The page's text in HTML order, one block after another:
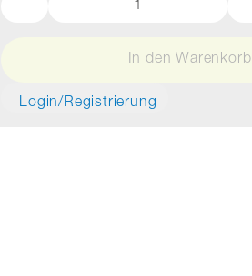
In den Warenkorb
Login/Registrierung